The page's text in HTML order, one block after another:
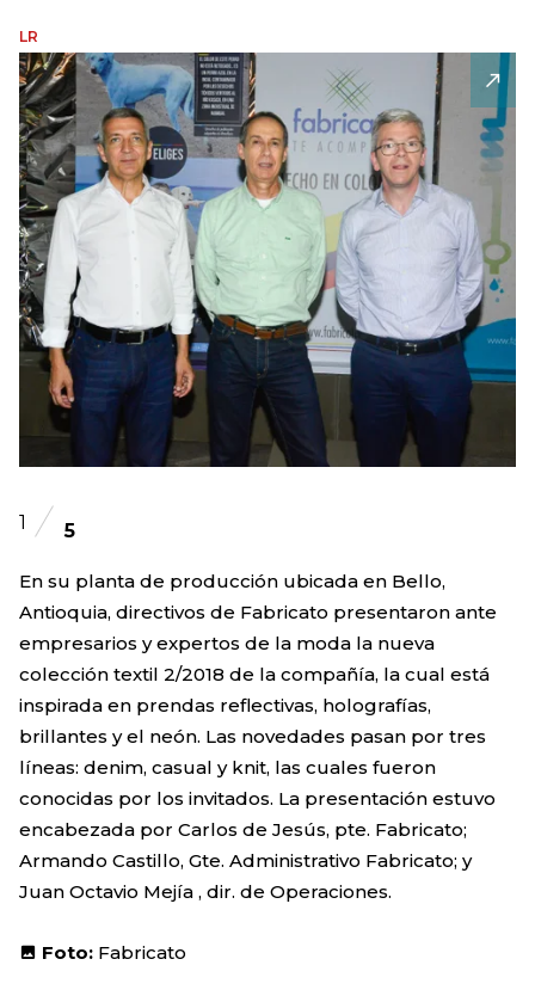
LR
1 5
En su planta de producción ubicada en Bello,
Antioquia, directivos de Fabricato presentaron ante
empresarios y expertos de la moda la nueva
colección textil 2/2018 de la compañía, la cual está
inspirada en prendas reflectivas, holografías,
brillantes y el neón. Las novedades pasan por tres
líneas: denim, casual y knit, las cuales fueron
conocidas por los invitados. La presentación estuvo
encabezada por Carlos de Jesús, pte. Fabricato;
Armando Castillo, Gte. Administrativo Fabricato; y
Juan Octavio Mejía , dir. de Operaciones.
Foto: Fabricato